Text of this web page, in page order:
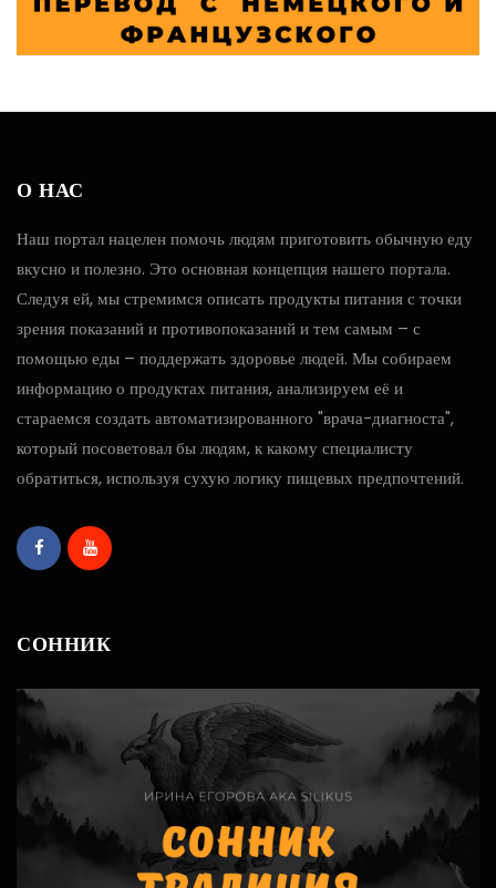
О НАС
Наш портал нацелен помочь людям приготовить обычную еду
вкусно и полезно. Это основная концепция нашего портала.
Следуя ей, мы стремимся описать продукты питания с точки
зрения показаний и противопоказаний и тем самым – с
помощью еды – поддержать здоровье людей. Мы собираем
информацию о продуктах питания, анализируем её и
стараемся создать автоматизированного "врача-диагноста",
который посоветовал бы людям, к какому специалисту
обратиться, используя сухую логику пищевых предпочтений.
СОННИК